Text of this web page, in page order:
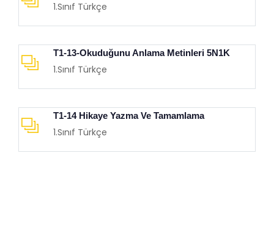
1.Sınıf Türkçe
T1-13-Okuduğunu Anlama Metinleri 5N1K
1.Sınıf Türkçe
T1-14 Hikaye Yazma Ve Tamamlama
1.Sınıf Türkçe